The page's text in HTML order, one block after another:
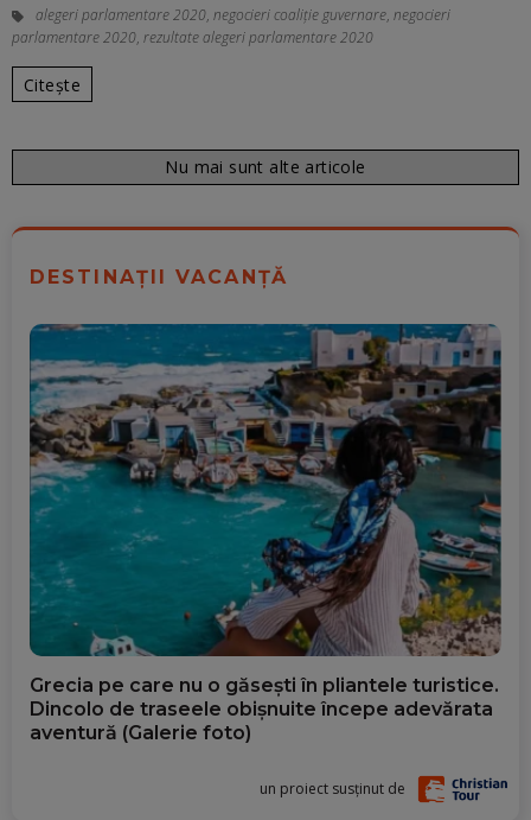
alegeri parlamentare 2020, negocieri coaliție guvernare, negocieri
parlamentare 2020, rezultate alegeri parlamentare 2020
Citește
Nu mai sunt alte articole
DESTINAȚII VACANȚĂ
Grecia pe care nu o găsești în pliantele turistice.
Dincolo de traseele obișnuite începe adevărata
aventură (Galerie foto)
un proiect susținut de